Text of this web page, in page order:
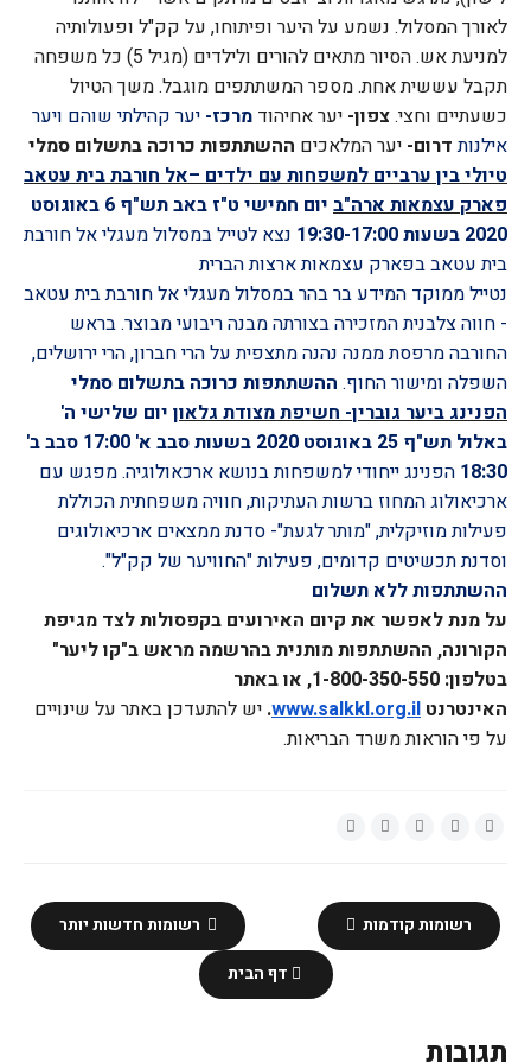
לאורך המסלול. נשמע על היער ופיתוחו, על קק"ל ופעולותיה
למניעת אש.הסיור מתאים להורים ולילדים (מגיל 5)
כל משפחה
תקבל עששית אחת.מספר המשתתפים מוגבל. משך הטיול
כשעתיים וחצי.צפון- יער אחיהוד מרכז- יער קהילתי שוהם ויער
אילנות דרום- יער המלאכים ההשתתפות כרוכה בתשלום סמלי
טיולי בין ערביים למשפחות עם ילדים –אל חורבת בית עטאב
פארק עצמאות ארה"ב
יום חמישי ט"ז באב תש"ף 6 באוגוסט
2020 בשעות 19:30-17:00
נצא לטייל במסלול מעגלי אל חורבת
בית עטאב בפארק עצמאות ארצות הברית
נטייל ממוקד המידע בר בהר במסלול מעגלי אל חורבת בית עטאב
- חווה צלבנית המזכירה בצורתה מבנה ריבועי מבוצר. בראש
החורבהמרפסת ממנה נהנה מתצפית על הרי חברון, הרי ירושלים,
השפלה ומישור החוף. ההשתתפות כרוכה בתשלום סמלי
הפנינג ביער גוברין- חשיפת מצודת גלאון יום שלישי ה'
באלול תש"ף 25 באוגוסט 2020 בשעות סבב א' 17:00 סבב ב'
18:30 הפנינג ייחודי למשפחות בנושא ארכאולוגיה. מפגש עם
ארכיאולוג המחוז ברשות העתיקות, חוויה משפחתית הכוללת
פעילות מוזיקלית, "מותר לגעת"- סדנת ממצאים ארכיאולוגים
וסדנת תכשיטים קדומים, פעילות "החוויער של קק"ל".
ההשתתפות ללא תשלום
על מנת לאפשר את קיום האירועים בקפסולות לצד מגיפת
הקורונה, ההשתתפות מותנית בהרשמה מראש ב"קו ליער"
בטלפון: 1-800-350-550, או באתר
האינטרנט www.salkkl.org.il
. יש להתעדכן באתר על שינויים
על פי הוראות משרד הבריאות.
רשומות חדשות יותר רשומות קודמות
דף הבית
תגובות